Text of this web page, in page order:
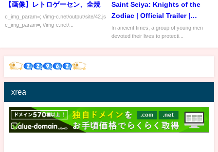
【画像】レトロゲーセン、全焼
c_img_param=; //img-c.net/output/site/42.js
c_img_param=; //img-c.net/...
Saint Seiya: Knights of the
Zodiac | Official Trailer |
Netflix
In ancient times, a group of young men
devoted their lives to protecti...
xrea